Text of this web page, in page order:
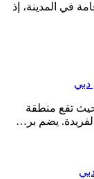
في المدينة، إذ
حيث تقع منطقة
الفريدة. يضم بر…